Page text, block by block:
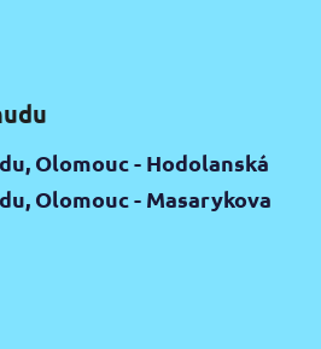
Olomouc - Hodolanská
Olomouc - Masarykova